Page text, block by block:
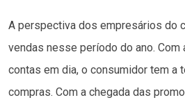
A perspectiva dos empresários do
vendas nesse período do ano. Com
contas em dia, o consumidor tem a
compras. Com a chegada das